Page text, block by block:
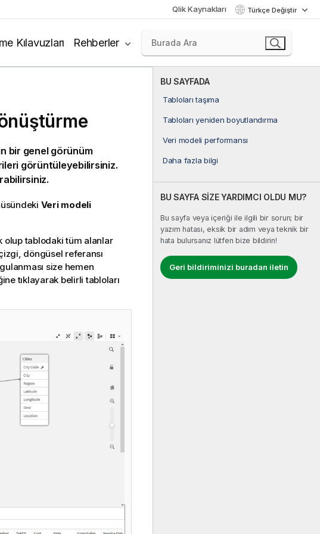
Qlik Kaynakları Türkçe Değiştir
Kılavuzları Rehberler
BU SAYFADA
Tabloları taşıma
Tabloları yeniden boyutlandırma
Veri modeli performansı
Daha fazla bilgi
BU SAYFA SİZE YARDIMCI OLDU MU?
Bu sayfa veya içeriği ile ilgili bir sorun; bir
yazım hatası, eksik bir adım veya teknik bir
hata bulursanız lütfen bize bildirin!
Geri bildiriminizi buradan iletin
bir genel görünüm
görüntüleyebilirsiniz.
Veri modeli
olup tablodaki tüm alanlar
döngüsel referansı
size hemen
tıklayarak belirli tabloları